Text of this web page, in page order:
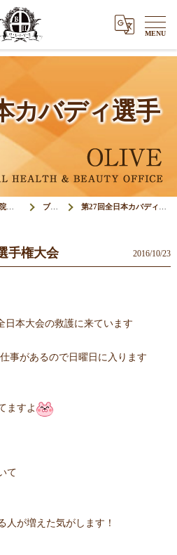
カバディ選手
大田区のマッサージ＆鍼灸接骨院オリーブ(Olive) ブログ 第27回全日本カバディ選手権大会
手権大会 2016/10/23
本大会の救護に来ています
事があるので日曜日に入ります
ますよ
て
人が増えた気がします！